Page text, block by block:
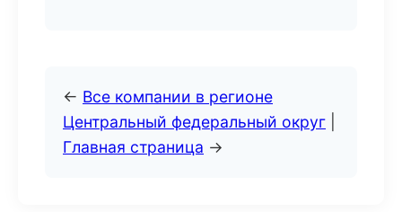
← Все компании в регионе
Центральный федеральный округ
Главная страница →